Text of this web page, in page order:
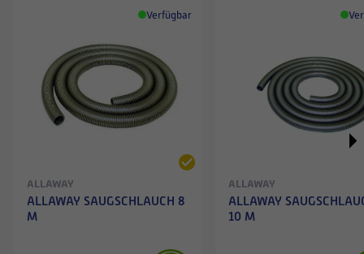
Verfügbar
ALLAWAY
ALLAWAY SAUGSCHLAUCH 8
M
ALLAWAY
ALLAWAY
10 M